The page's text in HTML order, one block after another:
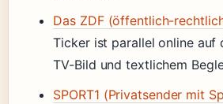
Das ZDF (öffentlich-
Ticker ist parallel online auf
TV-Bild und textlichem
SPORT1 (Privatsender mit